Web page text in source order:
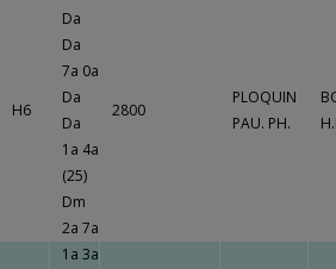
Un travail
gigantesque qui
va porter ses
Fermer
LE BOURG
Fermer
H6
Da
Da
7a 0a
Da
Da
1a 4a
(25)
Dm
2a 7a
2800
PLOQUIN
PAU. PH.
1a 3a